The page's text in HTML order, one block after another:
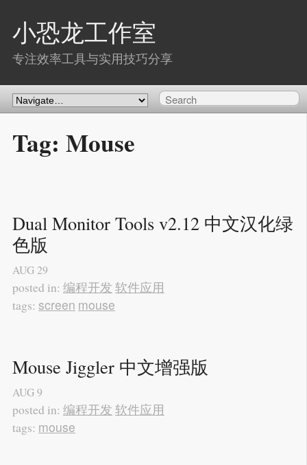
小恐龙工作室
专注效率工具与实用技巧分享
Tag: Mouse
Dual Monitor Tools v2.12 中文汉化绿
色版
AUG 29
posted in: 编程开发 软件应用
tags: screen mouse
Mouse Jiggler 中文增强版
AUG9
posted in: 编程开发 软件应用
tags: mouse